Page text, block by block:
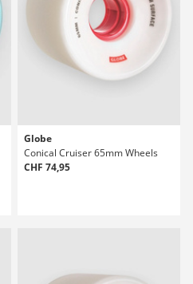
Globe
Conical Cruiser 65mm Wheels
CHF 74,95